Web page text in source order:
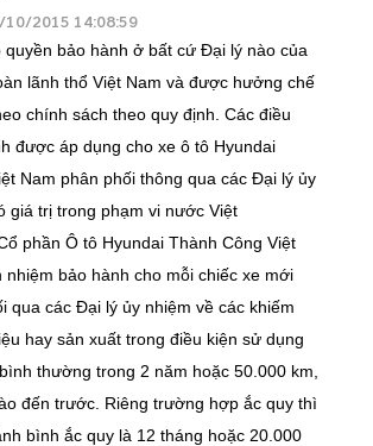
2015 14:08:59
quyền bảo hành ở bất cứ Đại lý nào của
lãnh thổ Việt Nam và được hưởng chế
chính sách theo quy định. Các điều
được áp dụng cho xe ô tô Hyundai
Nam phân phối thông qua các Đại lý ủy
giá trị trong phạm vi nước Việt
phần Ô tô Hyundai Thành Công Việt
nhiệm bảo hành cho mỗi chiếc xe mới
qua các Đại lý ủy nhiệm về các khiếm
hay sản xuất trong điều kiện sử dụng
thường trong 2 năm hoặc 50.000 km,
đến trước. Riêng trường hợp ắc quy thì
bình ắc quy là 12 tháng hoặc 20.000